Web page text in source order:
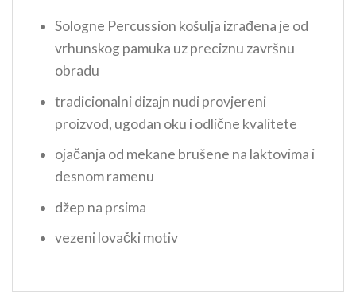
Sologne Percussion košulja izrađena je od
vrhunskog pamuka uz preciznu završnu
obradu
tradicionalni dizajn nudi provjereni
proizvod, ugodan oku i odlične kvalitete
ojačanja od mekane brušene na laktovima i
desnom ramenu
džep na prsima
vezeni lovački motiv